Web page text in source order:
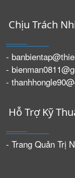
Chịu Trách
-
-
-
Hỗ Trợ Kỹ
- Trang Quản Trị